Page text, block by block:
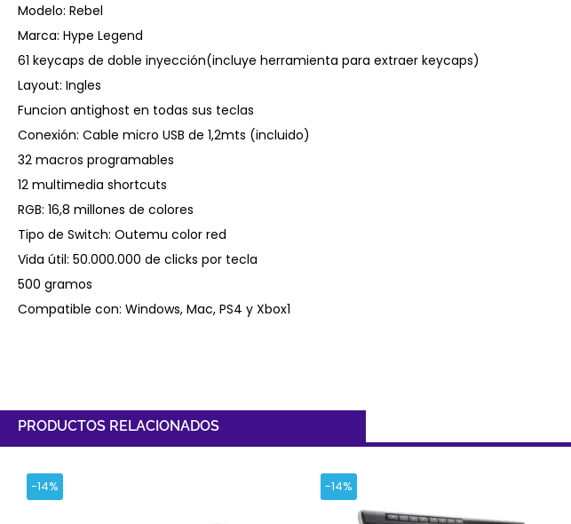
Modelo: Rebel
Marca: Hype Legend
61 keycaps de doble inyección(incluye herramienta para extraer keycaps)
Layout: Ingles
Funcion antighost en todas sus teclas
Conexión: Cable micro USB de 1,2mts (incluido)
32 macros programables
12 multimedia shortcuts
RGB: 16,8 millones de colores
Tipo de Switch: Outemu color red
Vida útil: 50.000.000 de clicks por tecla
500 gramos
Compatible con: Windows, Mac, PS4 y Xbox1
PRODUCTOS RELACIONADOS
-14% -14%